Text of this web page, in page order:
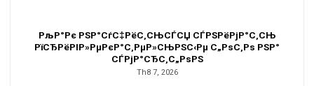
РљР°Рє РЅР°СѓС‡РёС‚СЊСЃСЏ СЃРЅРёРјР°С‚СЊ
РїСЂРёРІР»РµРєР°С‚РµР»СЊРЅС‹Рµ С„РѕС‚Рѕ РЅР°
СЃРјР°СЂС‚С„РѕРЅ
Th8 7, 2026